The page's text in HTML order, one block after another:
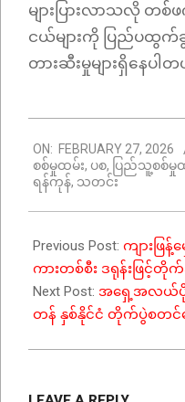
များပြားလာသလို တ
ငယ်များကို ပြည်ပထွက်
တားဆီးမှုများရှိနေပါ
02-
27
ON: FEBRUARY 27, 2026
စစ်မှုထမ်း, ပစ, ပြည်သူ့စစ်မှု
ရန်ကုန်, သတင်း
Previous Post: ကျားဖြ
ကားတစ်စီး ဒရုန်းဖြင့်တို
Next Post: အရှေ့အလယ်ပိုင်
တန် နှစ်နိုင်ငံ တိုက်ပွဲစတင်က